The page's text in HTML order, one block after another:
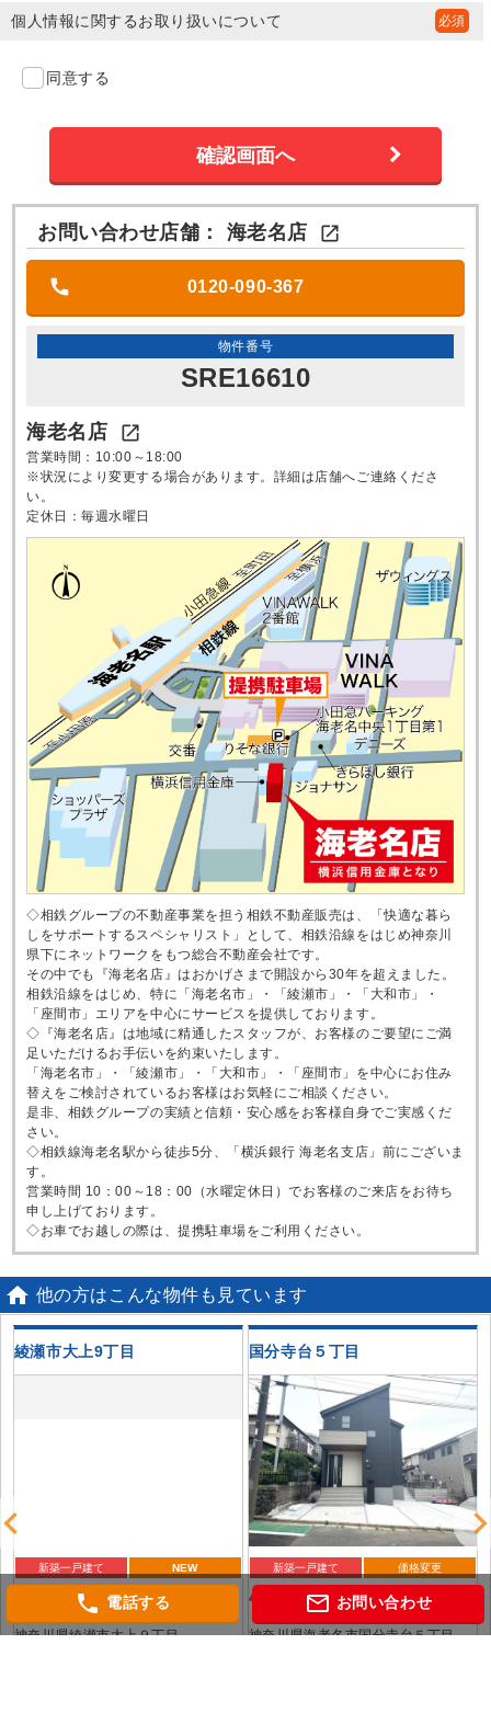
個人情報に関するお取り扱いについて
同意する
お問い合わせ店舗： 海老名店 
0120-090-367
物件番号
SRE16610
海老名店 
営業時間：10:00～18:00
※状況により変更する場合があります。詳細は店舗へご連絡くださ
い。
定休日：毎週水曜日
◇相鉄グループの不動産事業を担う相鉄不動産販売は、「快適な暮ら
しをサポートするスペシャリスト」として、相鉄沿線をはじめ神奈川
県下にネットワークをもつ総合不動産会社です。
その中でも『海老名店』はおかげさまで開設から30年を超えました。
相鉄沿線をはじめ、特に「海老名市」・「綾瀬市」・「大和市」・
「座間市」エリアを中心にサービスを提供しております。
◇『海老名店』は地域に精通したスタッフが、お客様のご要望にご満
足いただけるお手伝いを約束いたします。
「海老名市」・「綾瀬市」・「大和市」・「座間市」を中心にお住み
替えをご検討されているお客様はお気軽にご相談ください。
是非、相鉄グループの実績と信頼・安心感をお客様自身でご実感くだ
さい。
◇相鉄線海老名駅から徒歩5分、「横浜銀行 海老名支店」前にございま
す。
営業時間 10：00～18：00（水曜定休日）でお客様のご来店をお待ち
申し上げております。
◇お車でお越しの際は、提携駐車場をご利用ください。
 他の方はこんな物件も見ています
綾瀬市大上9丁目
新築一戸建て NEW
万円（税込）
神奈川県綾瀬市大上９丁目
国分寺台５丁目
新築一戸建て 価格変更
4,680 万円（税込）
神奈川県海老名市国分寺台５丁目
phone 電話する mail_outline お問い合わせ